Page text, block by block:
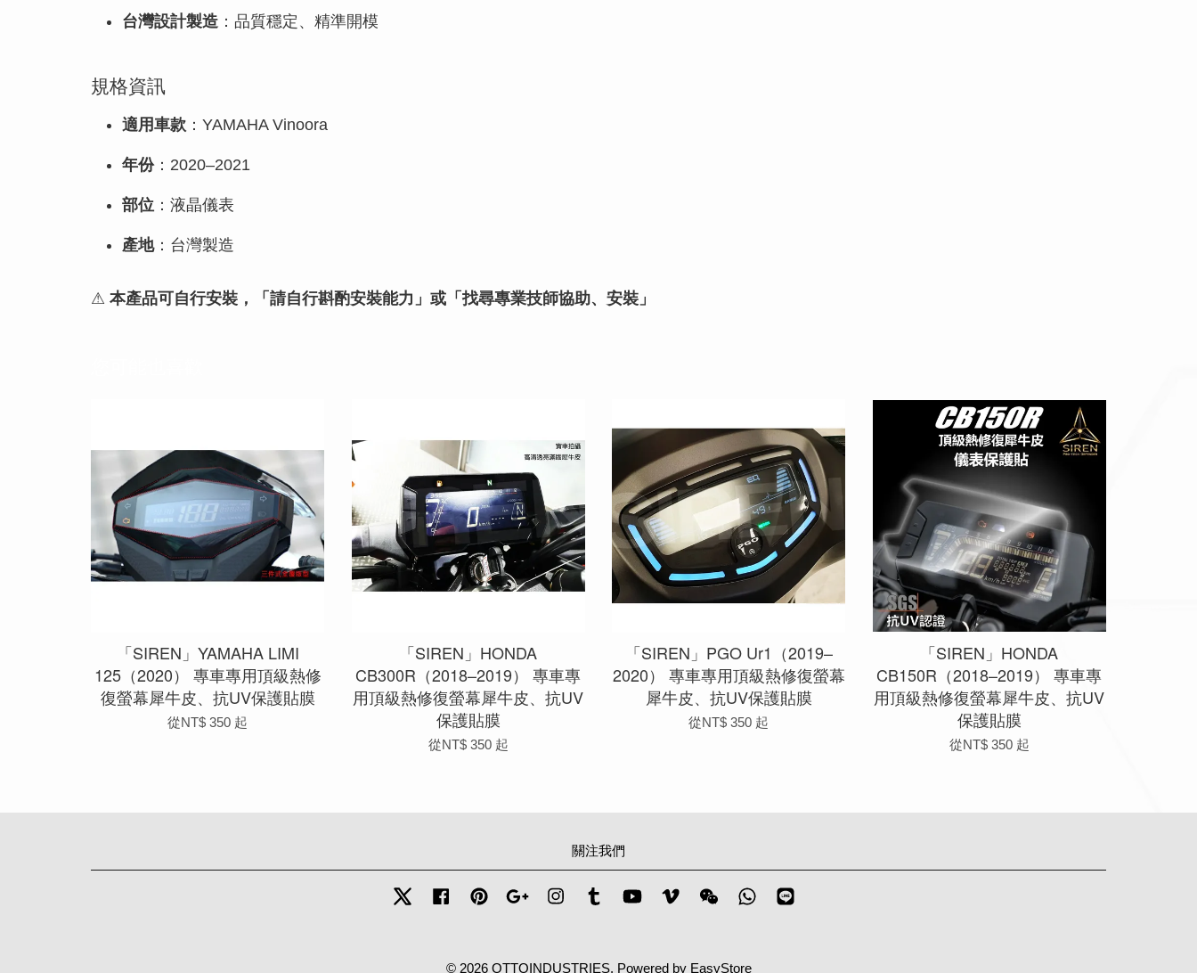
台灣設計製造 ：品質穩定、精準開模
規格資訊
適用車款 ：YAMAHA Vinoora
年份：2020–2021
部位 ：液晶儀表
產地：台灣製造
⚠ 本產品可自行安裝，「請自行斟酌安裝能力」或「找尋專業技師協助、安裝」
「SIREN」YAMAHA LIMI
125（2020） 專車專用頂級熱修
復螢幕犀牛皮、抗UV保護貼膜
從NT$ 350 起
「SIREN」HONDA
CB300R（2018–2019） 專車專
用頂級熱修復螢幕犀牛皮、抗UV
保護貼膜
從NT$ 350 起
「SIREN」PGO Ur1（2019–
2020） 專車專用頂級熱修復螢幕
犀牛皮、抗UV保護貼膜
從NT$ 350 起
「SIREN」HONDA
CB150R（2018–2019） 專車專
用頂級熱修復螢幕犀牛皮、抗UV
保護貼膜
從NT$ 350 起
關注我們
Twitter FacebookPinterestGoogle InstagramTumblr YouTubeVimeo Wechat Whatsapp
© 2026 OTTOINDUSTRIES. Powered by EasyStore